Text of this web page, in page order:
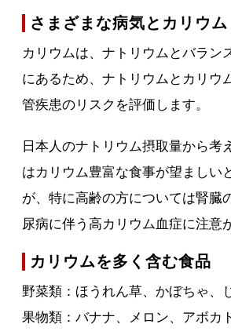
さまざまな病気とカリウム
カリウムは、ナトリウムとバラン
にあるため、ナトリウムとカリウ
管疾患のリスクを評価します。
日本人のナトリウム摂取量から考
はカリウム豊富な食事が望ましい
が、特に高齢の方については腎臓
尿病に伴う高カリウム血症に注意
カリウムを多く含む食品
野菜類：ほうれん草、かぼちゃ、
果物類：バナナ、メロン、アボカ